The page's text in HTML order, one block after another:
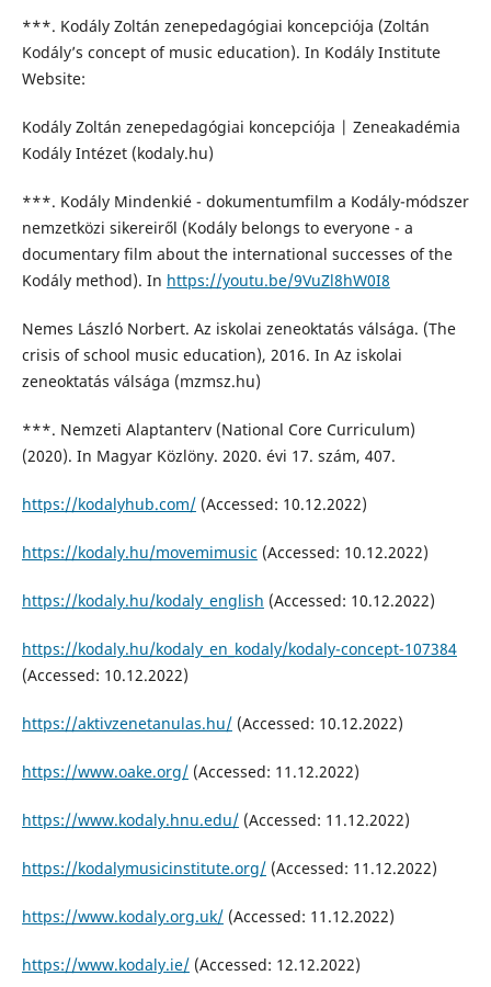
***. Kodály Zoltán zenepedagógiai koncepciója (Zoltán
Kodály’s concept of music education). In Kodály Institute
Website:
Kodály Zoltán zenepedagógiai koncepciója | Zeneakadémia
Kodály Intézet (kodaly.hu)
***. Kodály Mindenkié - dokumentumfilm a Kodály-módszer
nemzetközi sikereiről (Kodály belongs to everyone - a
documentary film about the international successes of the
Kodály method). In https://youtu.be/9VuZl8hW0I8
Nemes László Norbert. Az iskolai zeneoktatás válsága. (The
crisis of school music education), 2016. In Az iskolai
zeneoktatás válsága (mzmsz.hu)
***. Nemzeti Alaptanterv (National Core Curriculum)
(2020). In Magyar Közlöny. 2020. évi 17. szám, 407.
https://kodalyhub.com/(Accessed: 10.12.2022)
https://kodaly.hu/movemimusic (Accessed: 10.12.2022)
https://kodaly.hu/kodaly_english (Accessed: 10.12.2022)
https://kodaly.hu/kodaly_en_kodaly/kodaly-concept-107384
(Accessed: 10.12.2022)
https://aktivzenetanulas.hu/(Accessed: 10.12.2022)
https://www.oake.org/(Accessed: 11.12.2022)
https://www.kodaly.hnu.edu/(Accessed: 11.12.2022)
https://kodalymusicinstitute.org/(Accessed: 11.12.2022)
https://www.kodaly.org.uk/(Accessed: 11.12.2022)
https://www.kodaly.ie/(Accessed: 12.12.2022)